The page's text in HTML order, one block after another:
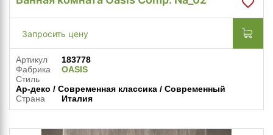
Запросить цену
Артикул
183778
Фабрика
OASIS
Стиль
Ар-деко / Современная классика / Современный
Страна
Италия